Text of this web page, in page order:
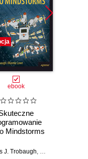
ebook
Mindstorms
J. Trobaugh